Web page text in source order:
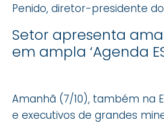
Penido, diretor-presidente do
Setor apresenta
em ampla ‘Agenda
Amanhã (7/10), também na
e executivos de grandes